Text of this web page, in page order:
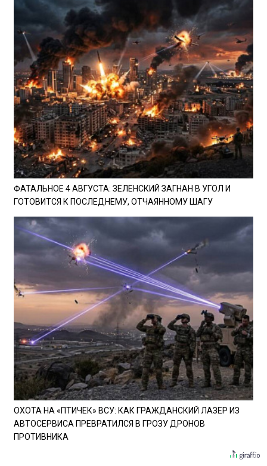
ФАТАЛЬНОЕ 4 АВГУСТА: ЗЕЛЕНСКИЙ ЗАГНАН В УГОЛ И
ГОТОВИТСЯ К ПОСЛЕДНЕМУ, ОТЧАЯННОМУ ШАГУ
ОХОТА НА «ПТИЧЕК» ВСУ: КАК ГРАЖДАНСКИЙ ЛАЗЕР ИЗ
АВТОСЕРВИСА ПРЕВРАТИЛСЯ В ГРОЗУ ДРОНОВ
ПРОТИВНИКА